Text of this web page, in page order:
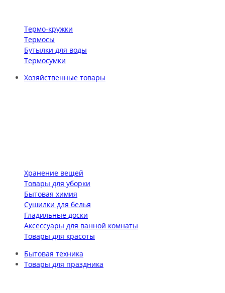
Термо-кружки
Термосы
Бутылки для воды
Термосумки
Хозяйственные товары
Хранение вещей
Товары для уборки
Бытовая химия
Сушилки для белья
Гладильные доски
Аксессуары для ванной комнаты
Товары для красоты
Бытовая техника
Товары для праздника